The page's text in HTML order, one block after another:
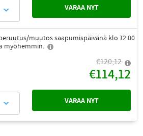
VARAA NYT
muutos saapumispäivänä klo 12.00
myöhemmin.
€120,12
€114,12
VARAA NYT